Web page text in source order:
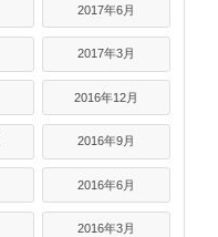
2017年6月
2017年3月
2016年12月
2016年9月
2016年6月
2016年3月